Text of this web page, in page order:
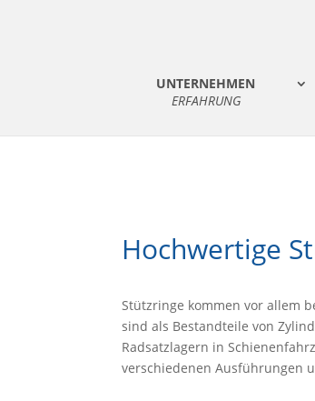
UNTERNEHMEN
ERFAHRUNG
Hochwertige
Stützringe kommen vor allem
sind als Bestandteile von
Radsatzlagern in
verschiedenen Ausführungen